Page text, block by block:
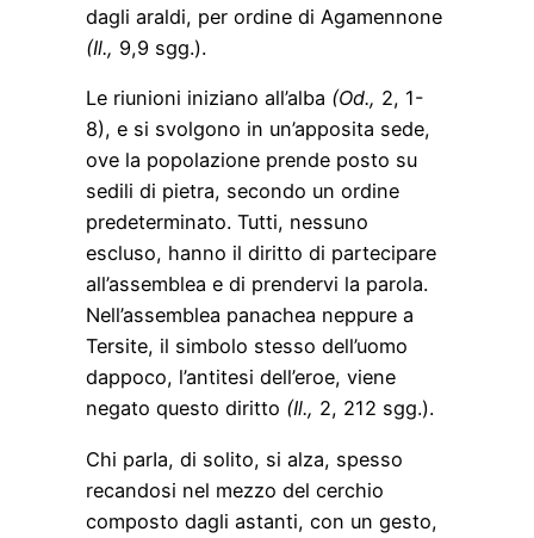
dagli araldi, per ordine di Agamennone
(Il., 9,9 sgg.).
Le riunioni iniziano all’alba (Od., 2, 1-
8), e si svolgono in un’apposita sede,
ove la popolazione prende posto su
sedili di pietra, secondo un ordine
predeterminato. Tutti, nessuno
escluso, hanno il diritto di partecipare
all’assemblea e di prendervi la parola.
Nell’assemblea panachea neppure a
Tersite, il simbolo stesso dell’uomo
dappoco, l’antitesi dell’eroe, viene
negato questo diritto (Il., 2, 212 sgg.).
Chi parIa, di solito, si alza, spesso
recandosi nel mezzo del cerchio
composto dagli astanti, con un gesto,